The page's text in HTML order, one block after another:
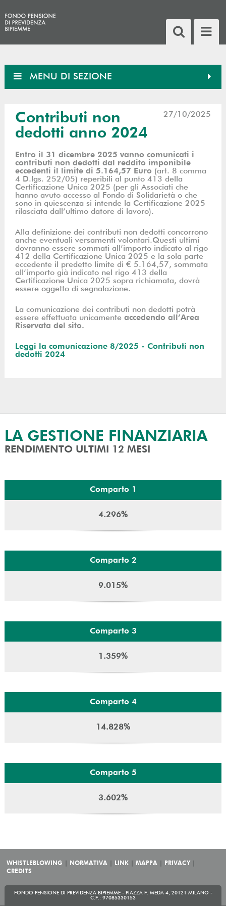
MENU DI SEZIONE
27/10/2025
Contributi non
dedotti anno 2024
Entro il 31 dicembre 2025 vanno comunicati i
contributi non dedotti dal reddito imponibile
eccedenti il limite di 5.164,57 Euro (art. 8 comma
4 D.lgs. 252/05) reperibili al punto 413 della
Certificazione Unica 2025 (per gli Associati che
hanno avuto accesso al Fondo di Solidarietà o che
sono in quiescenza si intende la Certificazione 2025
rilasciata dall’ultimo datore di lavoro).
Alla definizione dei contributi non dedotti concorrono
anche eventuali versamenti volontari.Questi ultimi
dovranno essere sommati all’importo indicato al rigo
412 della Certificazione Unica 2025 e la sola parte
eccedente il predetto limite di € 5.164,57, sommata
all’importo già indicato nel rigo 413 della
Certificazione Unica 2025 sopra richiamata, dovrà
essere oggetto di segnalazione.
La comunicazione dei contributi non dedotti potrà
essere effettuata unicamente accedendo all’Area
Riservata del sito.
Leggi la comunicazione 8/2025 - Contributi non
dedotti 2024
LA GESTIONE FINANZIARIA
RENDIMENTO ULTIMI 12 MESI
Comparto 1
4.296%
Comparto 2
9.015%
Comparto 3
1.359%
Comparto 4
14.828%
Comparto 5
3.602%
WHISTLEBLOWING NORMATIVA LINK MAPPA
PRIVACY
CREDITS
FONDO PENSIONE DI PREVIDENZA BIPIEMME - PIAZZA F. MEDA 4, 20121 MILANO -
C.F.: 97085330153